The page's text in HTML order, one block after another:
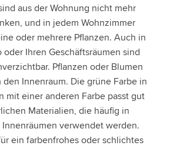
aus der Wohnung nicht mehr
und in jedem Wohnzimmer
oder mehrere Pflanzen. Auch in
oder Ihren Geschäftsräumen sind
Pflanzen oder Blumen
Innenraum. Die grüne Farbe in
mit einer anderen Farbe passt gut
Materialien, die häufig in
verwendet werden.
ein farbenfrohes oder schlichtes